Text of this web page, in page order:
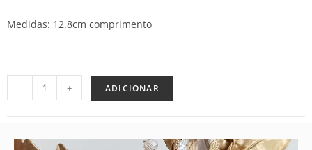
Medidas: 12.8cm comprimento
- + ADICIONAR